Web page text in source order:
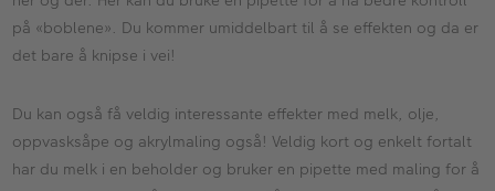
på «boblene». Du kommer umiddelbart til å se effekten og da er
det bare å knipse i vei!
Du kan også få veldig interessante effekter med melk, olje,
oppvasksåpe og akrylmaling også! Veldig kort og enkelt fortalt
har du melk i en beholder og bruker en pipette med maling for å